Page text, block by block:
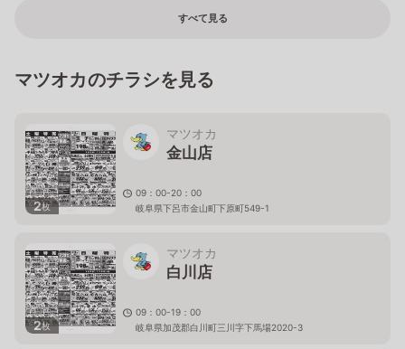
すべて見る
マツオカのチラシを見る
2枚
マツオカ
金山店
09：00-20：00
岐阜県下呂市金山町下原町549-1
2枚
マツオカ
白川店
09：00-19：00
岐阜県加茂郡白川町三川字下馬場2020-3